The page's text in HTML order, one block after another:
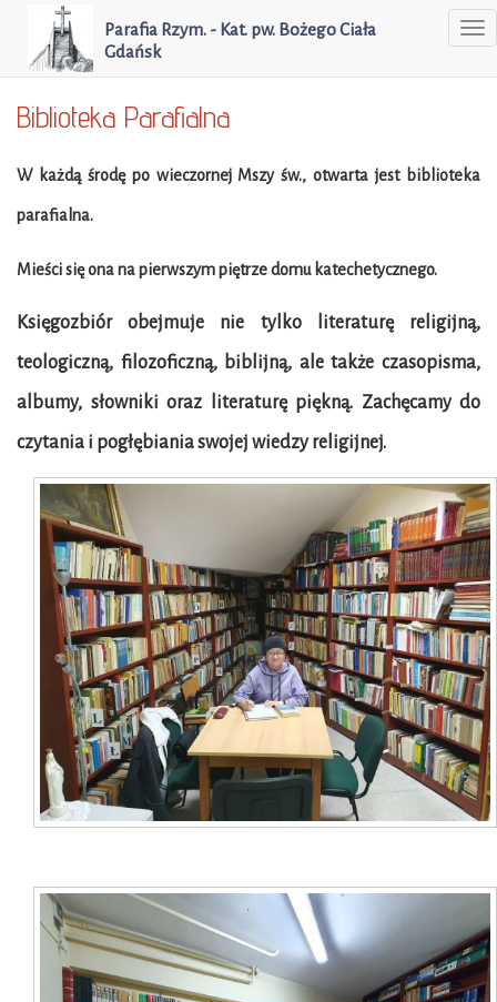
Parafia Rzym. - Kat. pw. Bożego Ciała
Gdańsk
Biblioteka Parafialna
W każdą środę po wieczornej Mszy św., otwarta jest biblioteka
parafialna.
Mieści się ona na pierwszym piętrze domu katechetycznego.
Księgozbiór obejmuje nie tylko literaturę religijną,
teologiczną, filozoficzną, biblijną, ale także czasopisma,
albumy, słowniki oraz literaturę piękną. Zachęcamy do
czytania i pogłębiania swojej wiedzy religijnej.